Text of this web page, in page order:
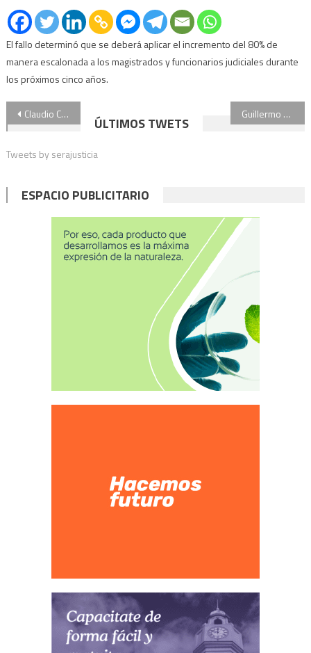
El fallo determinó que se deberá aplicar el incremento del 80% de
manera escalonada a los magistrados y funcionarios judiciales durante
los próximos cinco años.
Navegación
de
entradas
Claudio Cerini: “Hace 40 años que doy empleo, no es casualidad lo mio es un estilo de vida” Guillermo Marconi: sobre Chiqui Tapia y los árbitros: “están reculando con chancletas, ya están arreglándolo,saben que no da para más”
ÚLTIMOS TWETS
Tweets by serajusticia
ESPACIO PUBLICITARIO